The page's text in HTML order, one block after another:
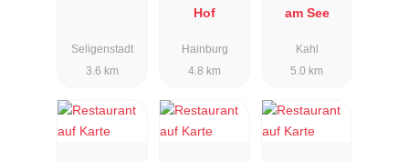
Seligenstadt
3.6 km
Hof
Hainburg
4.8 km
am See
Kahl
5.0 km